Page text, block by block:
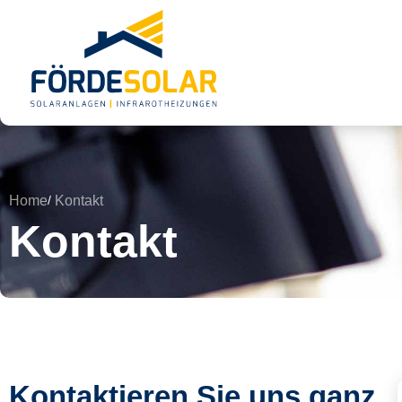
Home Kontakt
Kontakt